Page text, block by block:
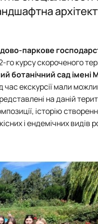
PhD
Природа та Мистецтво
Фітодизайн та сучасна
паркове
го курсу скороченого
ботанічний сад
час екскурсії мали
на даній
історію
і ендемічних